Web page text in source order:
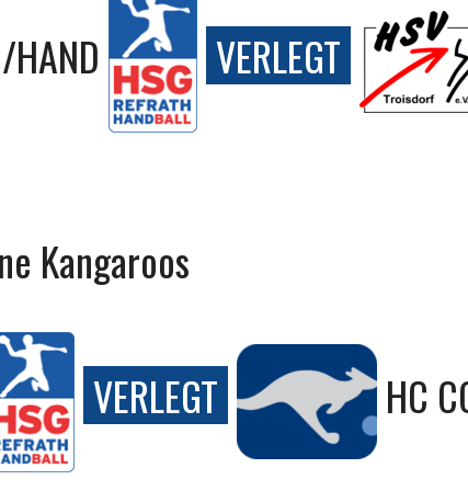
HAND VERLEGT
Kangaroos
VERLEGT HC